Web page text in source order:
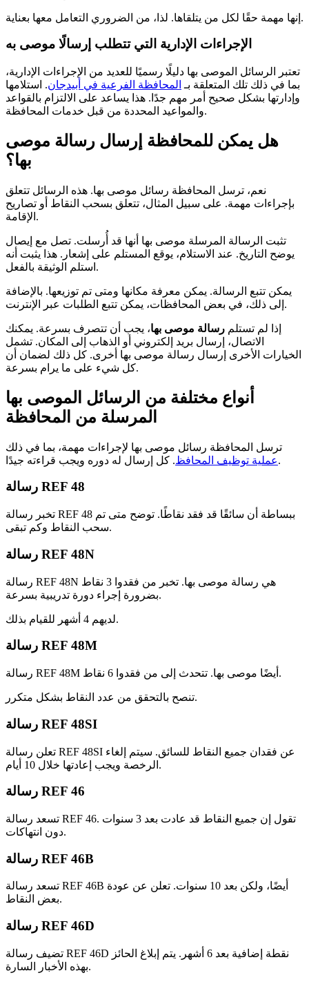
إنها مهمة حقًا لكل من يتلقاها. لذا، من الضروري التعامل معها بعناية.
الإجراءات الإدارية التي تتطلب إرسالًا موصى به
تعتبر الرسائل الموصى بها دليلًا رسميًا للعديد من الإجراءات الإدارية،
بما في ذلك تلك المتعلقة بـ المحافظة الفرعية في أبيدجان. استلامها
وإدارتها بشكل صحيح أمر مهم جدًا. هذا يساعد على الالتزام بالقواعد
والمواعيد المحددة من قبل خدمات المحافظة.
هل يمكن للمحافظة إرسال رسالة موصى
بها؟
نعم، ترسل المحافظة رسائل موصى بها. هذه الرسائل تتعلق
بإجراءات مهمة. على سبيل المثال، تتعلق بسحب النقاط أو تصاريح
الإقامة.
تثبت الرسالة المرسلة موصى بها أنها قد أُرسلت. تصل مع إيصال
يوضح التاريخ. عند الاستلام، يوقع المستلم على إشعار. هذا يثبت أنه
استلم الوثيقة بالفعل.
يمكن تتبع الرسالة. يمكن معرفة مكانها ومتى تم توزيعها. بالإضافة
إلى ذلك، في بعض المحافظات، يمكن تتبع الطلبات عبر الإنترنت.
إذا لم تستلم رسالة موصى بها، يجب أن تتصرف بسرعة. يمكنك
الاتصال، إرسال بريد إلكتروني أو الذهاب إلى المكان. تشمل
الخيارات الأخرى إرسال رسالة موصى بها أخرى. كل ذلك لضمان أن
كل شيء على ما يرام بسرعة.
أنواع مختلفة من الرسائل الموصى بها
المرسلة من المحافظة
ترسل المحافظة رسائل موصى بها لإجراءات مهمة، بما في ذلك
عملية توظيف المحافظ. كل إرسال له دوره ويجب قراءته جيدًا.
رسالة REF 48
تخبر رسالة REF 48 ببساطة أن سائقًا قد فقد نقاطًا. توضح متى تم
سحب النقاط وكم تبقى.
رسالة REF 48N
رسالة REF 48N هي رسالة موصى بها. تخبر من فقدوا 3 نقاط
بضرورة إجراء دورة تدريبية بسرعة.
لديهم 4 أشهر للقيام بذلك.
رسالة REF 48M
رسالة REF 48M أيضًا موصى بها. تتحدث إلى من فقدوا 6 نقاط.
تنصح بالتحقق من عدد النقاط بشكل متكرر.
رسالة REF 48SI
تعلن رسالة REF 48SI عن فقدان جميع النقاط للسائق. سيتم إلغاء
الرخصة ويجب إعادتها خلال 10 أيام.
رسالة REF 46
تسعد رسالة REF 46. تقول إن جميع النقاط قد عادت بعد 3 سنوات
دون انتهاكات.
رسالة REF 46B
تسعد رسالة REF 46B أيضًا، ولكن بعد 10 سنوات. تعلن عن عودة
بعض النقاط.
رسالة REF 46D
تضيف رسالة REF 46D نقطة إضافية بعد 6 أشهر. يتم إبلاغ الحائز
بهذه الأخبار السارة.